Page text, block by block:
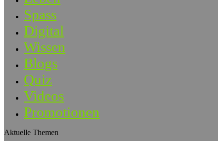
Spass
Digital
Wissen
Blogs
Quiz
Videos
Promotionen
Aktuelle Themen